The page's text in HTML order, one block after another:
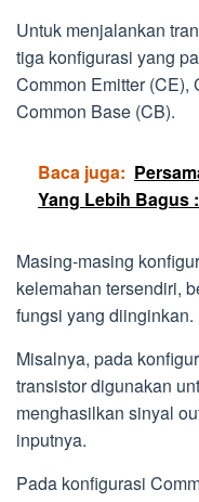
Untuk menjalankan
tiga konfigurasi yang
Common Emitter (CE),
Common Base (CB).
Baca juga:
Yang Lebih Bagus
Masing-masing
kelemahan tersendiri,
fungsi yang diinginkan.
Misalnya, pada
transistor digunakan
menghasilkan sinyal
inputnya.
Pada konfigurasi